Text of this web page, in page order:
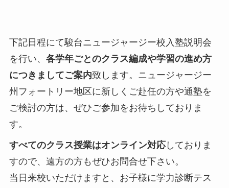
下記日程にて駿台ニュージャージー校入塾説明会
を行い、 各学年ごとのクラス編成や学習の進め方
につきましてご案内致します。ニュージャージー
州フォートリー地区に新しくご赴任の方や通塾を
ご検討の方は、ぜひご参加をお待ちしておりま
す。
すべてのクラス授業はオンライン対応しておりま
すので、遠方の方もぜひお問合せ下さい。
当日来校いただけますと、お子様に学力診断テス